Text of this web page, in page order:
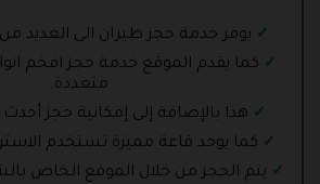
يوفر خدمة حجز طيران الى العديد
كما يقدم الموقع خدمة حجز افخم
متعددة.
هذا بالإضافة إلى إمكانية حجز أحدث
كما يوجد قاعة مميزة تستخدم
يتم الحجز من خلال الموقع الخاص